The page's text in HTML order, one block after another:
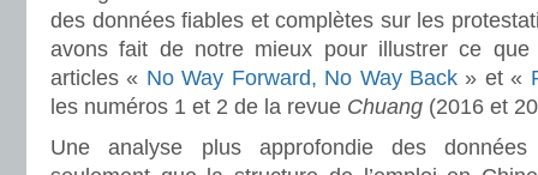
des données fiables et complètes sur les
avons fait de notre mieux pour illustrer ce
articles « No Way Forward, No Way Back » et «
les numéros 1 et 2 de la revue Chuang (2016 et
Une analyse plus approfondie des